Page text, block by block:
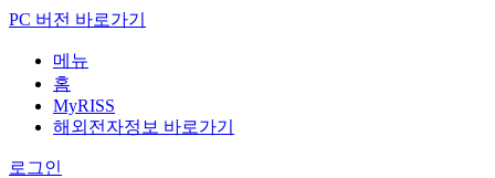
PC 버전 바로가기
메뉴
홈
MyRISS
해외전자정보 바로가기
로그인